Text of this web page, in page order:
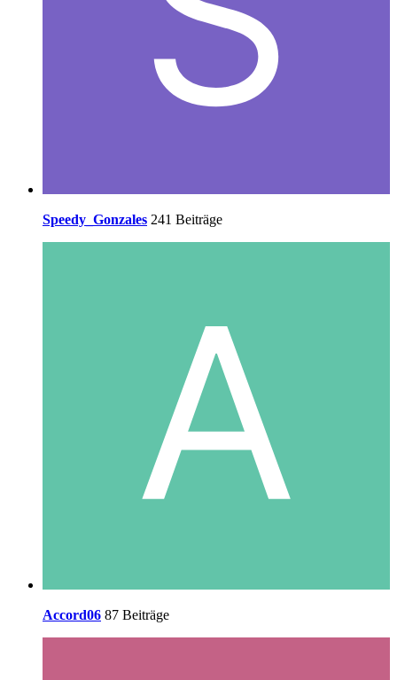
Speedy_Gonzales 241 Beiträge
Accord06 87 Beiträge